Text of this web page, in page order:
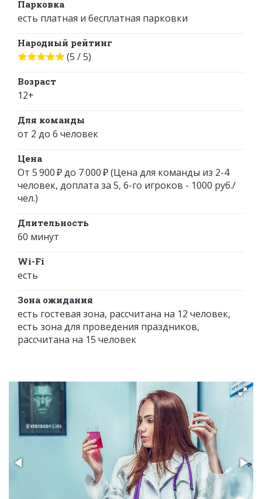
Парковка
есть платная и бесплатная парковки
Народный рейтинг
(5 / 5)
Возраст
12+
Для команды
от 2 до 6 человек
Цена
От 5 900 ₽ до 7 000 ₽ (Цена для команды из 2-4
человек, доплата за 5, 6-го игроков - 1000 руб./
чел.)
Длительность
60 минут
Wi-Fi
есть
Зона ожидания
есть гостевая зона, рассчитана на 12 человек,
есть зона для проведения праздников,
рассчитана на 15 человек